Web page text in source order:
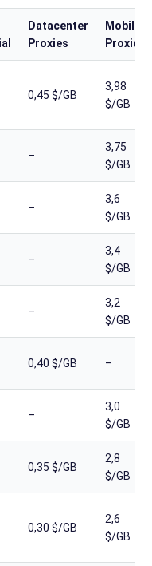
Datacenter
Proxies
Mobile
Proxies
0,45 $/GB
3,98
$/GB
–
3,75
$/GB
–
3,6
$/GB
–
3,4
$/GB
–
3,2
$/GB
0,40 $/GB –
–
3,0
$/GB
0,35 $/GB
2,8
$/GB
0,30 $/GB
2,6
$/GB